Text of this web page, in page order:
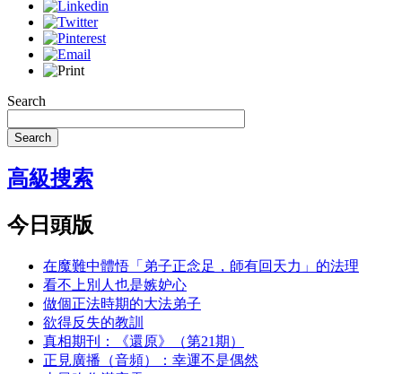
Search
Search
高級搜索
今日頭版
在魔難中體悟「弟子正念足，師有回天力」的法理
看不上別人也是嫉妒心
做個正法時期的大法弟子
欲得反失的教訓
真相期刊：《還原》（第21期）
正見廣播（音頻）：幸運不是偶然